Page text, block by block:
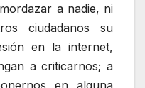
a nadie, ni
ciudadanos su
en la internet,
a criticarnos; a
en alguna